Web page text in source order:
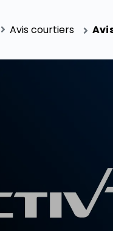
Avis courtiers